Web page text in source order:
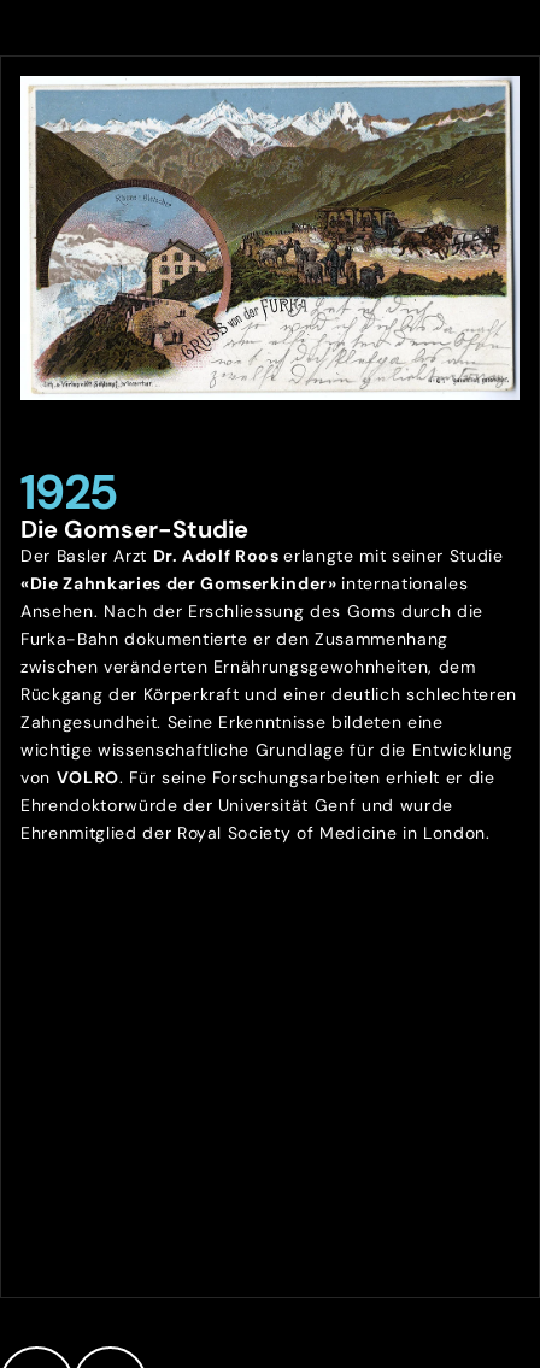
1925
Die Gomser-Studie
Der Basler Arzt Dr. Adolf Rooserlangte mit seiner Studie
«Die Zahnkaries der Gomserkinder» internationales
Ansehen. Nach der Erschliessung des Goms durch die
Furka-Bahn dokumentierte er den Zusammenhang
zwischen veränderten Ernährungsgewohnheiten, dem
Rückgang der Körperkraft und einer deutlich schlechteren
Zahngesundheit. Seine Erkenntnisse bildeten eine
wichtige wissenschaftliche Grundlage für die Entwicklung
von VOLRO. Für seine Forschungsarbeiten erhielt er die
Ehrendoktorwürde der Universität Genf und wurde
Ehrenmitglied der Royal Society of Medicine in London.